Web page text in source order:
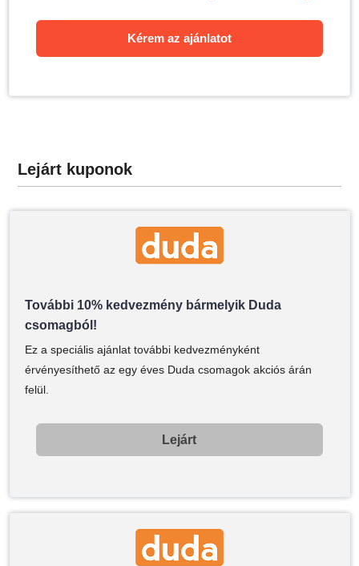
Kérem az ajánlatot
Lejárt kuponok
További 10% kedvezmény bármelyik Duda
csomagból!
Ez a speciális ajánlat további kedvezményként
érvényesíthető az egy éves Duda csomagok akciós árán
felül.
Lejárt